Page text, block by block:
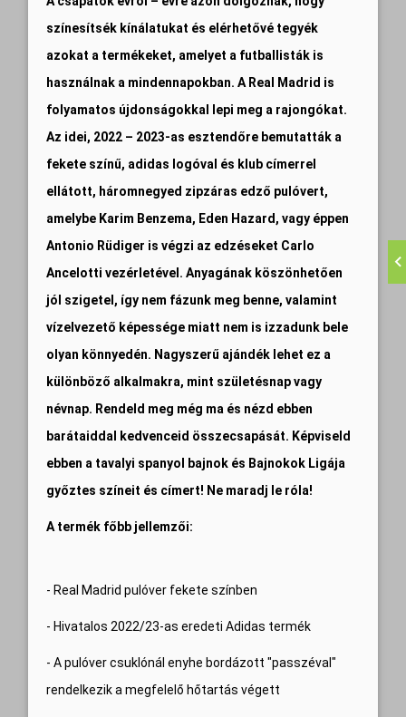
színesítsék kínálatukat és elérhetővé tegyék
azokat a termékeket, amelyet a futballisták is
használnak a mindennapokban. A Real Madrid is
folyamatos újdonságokkal lepi meg a rajongókat.
Az idei, 2022 – 2023-as esztendőre bemutatták a
fekete színű, adidas logóval és klub címerrel
ellátott, háromnegyed zipzáras edző pulóvert,
amelybe Karim Benzema, Eden Hazard, vagy éppen
Antonio Rüdiger is végzi az edzéseket Carlo
Ancelotti vezérletével. Anyagának köszönhetően
jól szigetel, így nem fázunk meg benne, valamint
vízelvezető képessége miatt nem is izzadunk bele
olyan könnyedén. Nagyszerű ajándék lehet ez a
különböző alkalmakra, mint születésnap vagy
névnap. Rendeld meg még ma és nézd ebben
barátaiddal kedvenceid összecsapását. Képviseld
ebben a tavalyi spanyol bajnok és Bajnokok Ligája
győztes színeit és címert! Ne maradj le róla!
A termék főbb jellemzői:
- Real Madrid pulóver fekete színben
- Hivatalos 2022/23-as eredeti Adidas termék
- A pulóver csuklónál enyhe bordázott "passzéval"
rendelkezik a megfelelő hőtartás végett